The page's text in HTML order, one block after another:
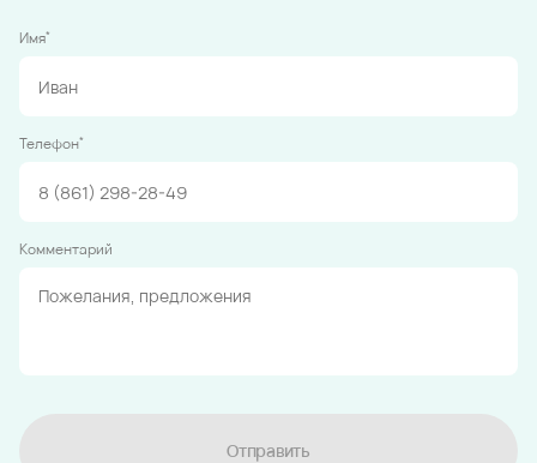
Имя*
Телефон*
Комментарий
Отправить